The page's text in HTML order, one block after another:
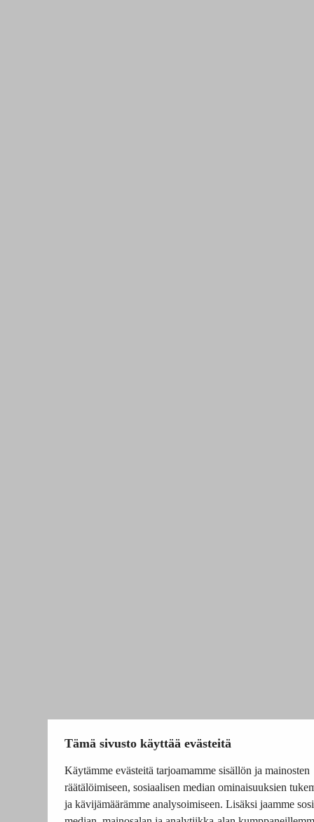
Tämä sivusto käyttää evästeitä
Käytämme evästeitä tarjoamamme sisällön ja mainosten
räätälöimiseen, sosiaalisen median ominaisuuksien
ja kävijämäärämme analysoimiseen. Lisäksi jaamme